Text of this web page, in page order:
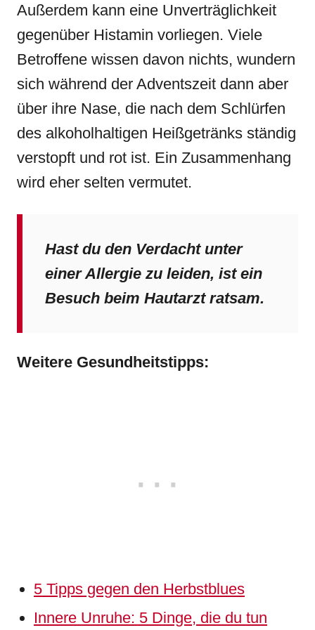
Außerdem kann eine Unverträglichkeit
gegenüber Histamin vorliegen. Viele
Betroffene wissen davon nichts, wundern
sich während der Adventszeit dann aber
über ihre Nase, die nach dem Schlürfen
des alkoholhaltigen Heißgetränks ständig
verstopft und rot ist. Ein Zusammenhang
wird eher selten vermutet.
Hast du den Verdacht unter
einer Allergie zu leiden, ist ein
Besuch beim Hautarzt ratsam.
Weitere Gesundheitstipps:
5 Tipps gegen den Herbstblues
Innere Unruhe: 5 Dinge, die du tun